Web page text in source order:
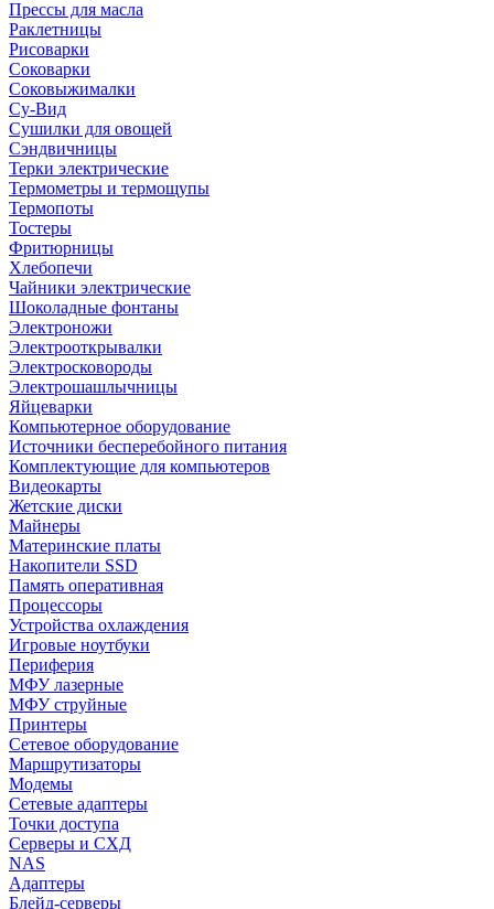
Прессы для масла
Раклетницы
Рисоварки
Соковарки
Соковыжималки
Су-Вид
Сушилки для овощей
Сэндвичницы
Терки электрические
Термометры и термощупы
Термопоты
Тостеры
Фритюрницы
Хлебопечи
Чайники электрические
Шоколадные фонтаны
Электроножи
Электрооткрывалки
Электросковороды
Электрошашлычницы
Яйцеварки
Компьютерное оборудование
Источники бесперебойного питания
Комплектующие для компьютеров
Видеокарты
Жетские диски
Майнеры
Материнские платы
Накопители SSD
Память оперативная
Процессоры
Устройства охлаждения
Игровые ноутбуки
Периферия
МФУ лазерные
МФУ струйные
Принтеры
Сетевое оборудование
Маршрутизаторы
Модемы
Сетевые адаптеры
Точки доступа
Серверы и СХД
NAS
Адаптеры
Блейд-серверы